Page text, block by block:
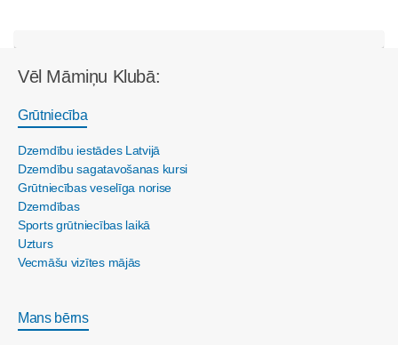
Vēl Māmiņu Klubā:
Grūtniecība
Dzemdību iestādes Latvijā
Dzemdību sagatavošanas kursi
Grūtniecības veselīga norise
Dzemdības
Sports grūtniecības laikā
Uzturs
Vecmāšu vizītes mājās
Mans bērns